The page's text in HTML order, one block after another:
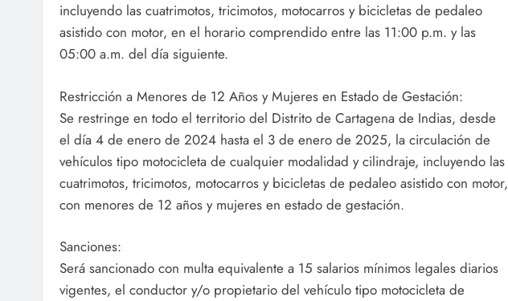
incluyendo las cuatrimotos, tricimotos, motocarros y bicicletas de pedaleo
asistido con motor, en el horario comprendido entre las 11:00 p.m. y las
05:00 a.m. del día siguiente.
Restricción a Menores de 12 Años y Mujeres en Estado de Gestación:
Se restringe en todo el territorio del Distrito de Cartagena de Indias, desde
el día 4 de enero de 2024 hasta el 3 de enero de 2025, la circulación de
vehículos tipo motocicleta de cualquier modalidad y cilindraje, incluyendo las
cuatrimotos, tricimotos, motocarros y bicicletas de pedaleo asistido con motor,
con menores de 12 años y mujeres en estado de gestación.
Sanciones:
Será sancionado con multa equivalente a 15 salarios mínimos legales diarios
vigentes, el conductor y/o propietario del vehículo tipo motocicleta de